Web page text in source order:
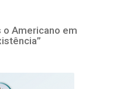
o Americano em